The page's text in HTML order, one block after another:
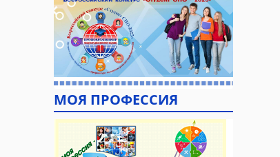
МОЯ ПРОФЕССИЯ